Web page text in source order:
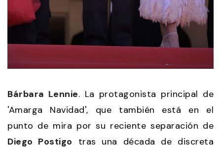
Bárbara Lennie. La protagonista principal de
'Amarga Navidad', que también está en el
punto de mira por su reciente separación de
Diego Postigo tras una década de discreta